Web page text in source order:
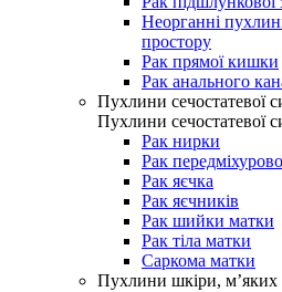
Неорганні
простору
Рак прямої кишки
Рак анального
Пухлини сечостатевої
Пухлини сечостатевої
Рак нирки
Рак
Рак яєчка
Рак яєчників
Рак шийки матки
Рак тіла матки
Саркома матки
Пухлини шкіри, м’яких